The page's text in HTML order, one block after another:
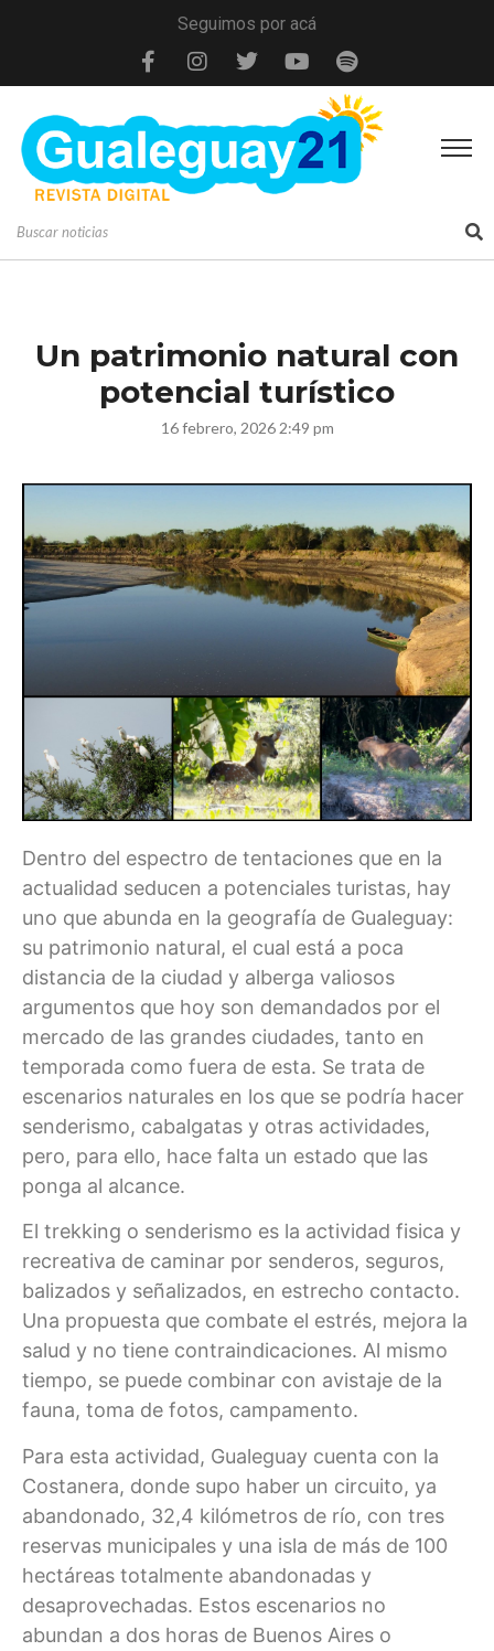
Seguimos por acá
Un patrimonio natural con
potencial turístico
16 febrero, 2026 2:49 pm
Dentro del espectro de tentaciones que en la
actualidad seducen a potenciales turistas, hay
uno que abunda en la geografía de Gualeguay:
su patrimonio natural, el cual está a poca
distancia de la ciudad y alberga valiosos
argumentos que hoy son demandados por el
mercado de las grandes ciudades, tanto en
temporada como fuera de esta. Se trata de
escenarios naturales en los que se podría hacer
senderismo, cabalgatas y otras actividades,
pero, para ello, hace falta un estado que las
ponga al alcance.
El trekking o senderismo es la actividad fisica y
recreativa de caminar por senderos, seguros,
balizados y señalizados, en estrecho contacto.
Una propuesta que combate el estrés, mejora la
salud y no tiene contraindicaciones. Al mismo
tiempo, se puede combinar con avistaje de la
fauna, toma de fotos, campamento.
Para esta actividad, Gualeguay cuenta con la
Costanera, donde supo haber un circuito, ya
abandonado, 32,4 kilómetros de río, con tres
reservas municipales y una isla de más de 100
hectáreas totalmente abandonadas y
desaprovechadas. Estos escenarios no
abundan a dos horas de Buenos Aires o